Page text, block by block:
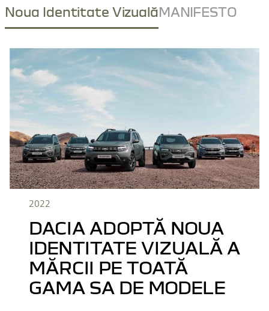
Noua Identitate VizualăMANIFESTO
2022
DACIA ADOPTĂ NOUA
IDENTITATE VIZUALĂ A
MĂRCII PE TOATĂ
GAMA SA DE MODELE